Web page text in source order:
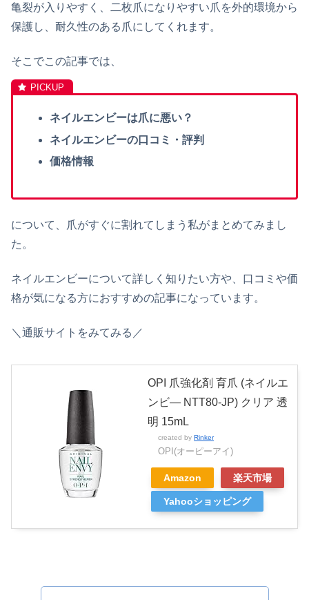
亀裂が入りやすく、二枚爪になりやすい爪を外的環境から
保護し、耐久性のある爪にしてくれます。
そこでこの記事では、
ネイルエンビーは爪に悪い？
ネイルエンビーの口コミ・評判
価格情報
について、爪がすぐに割れてしまう私がまとめてみまし
た。
ネイルエンビーについて詳しく知りたい方や、口コミや価
格が気になる方におすすめの記事になっています。
＼通販サイトをみてみる／
OPI 爪強化剤 育爪 (ネイルエ
ンビ― NTT80-JP) クリア 透
明 15mL
created by Rinker
OPI(オーピーアイ)
Amazon 楽天市場
Yahooショッピング